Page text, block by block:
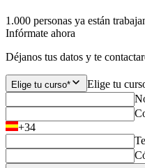
1.000 personas ya están
Infórmate ahora
Déjanos tus datos y te
Elige tu curso*
Elige tu
+34